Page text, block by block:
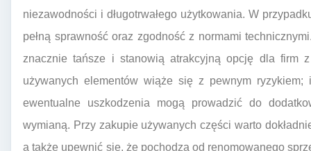
niezawodności i długotrwałego użytkowania. W
pełną sprawność oraz zgodność z normami
znacznie tańsze i stanowią atrakcyjną opcję dla firm
używanych elementów wiąże się z pewnym
ewentualne uszkodzenia mogą prowadzić do
wymianą. Przy zakupie używanych części warto
a także upewnić się, że pochodzą od renomowanego